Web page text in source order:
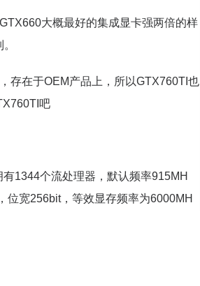
大概最好的集成显卡强两倍的样
存在于OEM产品上，所以GTX760TI也
吧
1344个流处理器，默认频率915MH
位宽256bit，等效显存频率为6000MH